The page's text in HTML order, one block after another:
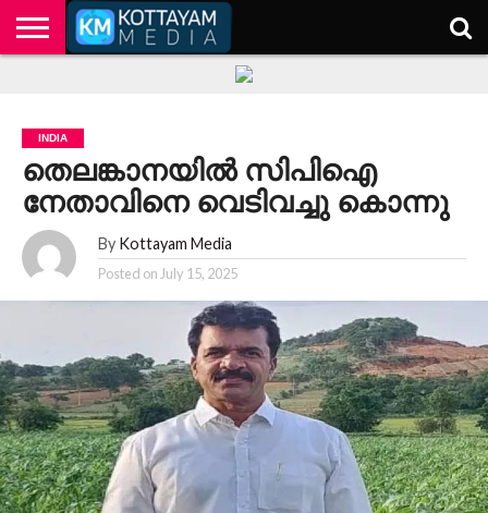
INDIA
തെലങ്കാനയിൽ സിപിഐ
നേതാവിനെ വെടിവച്ചു കൊന്നു
By Kottayam Media
Posted on July 15, 2025